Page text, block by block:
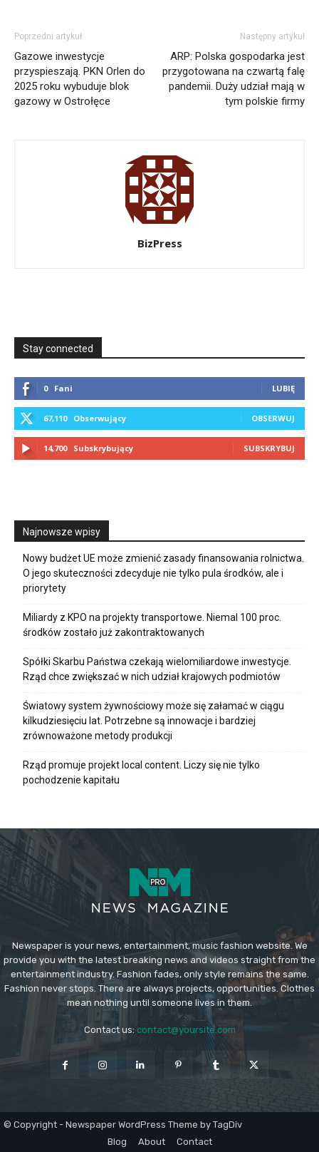
Poprzedni artykuł
Gazowe inwestycje
przyspieszają. PKN Orlen do
2025 roku wybuduje blok
gazowy w Ostrołęce
Następny artykuł
ARP: Polska gospodarka jest
przygotowana na czwartą falę
pandemii. Duży udział mają w
tym polskie firmy
BizPress
Stay connected
0 Fani LUBIĘ
67,110 Obserwujący OBSERWUJ
14,700 Subskrybujący SUBSKRYBUJ
Najnowsze wpisy
Nowy budżet UE może zmienić zasady finansowania rolnictwa.
O jego skuteczności zdecyduje nie tylko pula środków, ale i
priorytety
Miliardy z KPO na projekty transportowe. Niemal 100 proc.
środków zostało już zakontraktowanych
Spółki Skarbu Państwa czekają wielomiliardowe inwestycje.
Rząd chce zwiększać w nich udział krajowych podmiotów
Światowy system żywnościowy może się załamać w ciągu
kilkudziesięciu lat. Potrzebne są innowacje i bardziej
zrównoważone metody produkcji
Rząd promuje projekt local content. Liczy się nie tylko
pochodzenie kapitału
Newspaper is your news, entertainment, music fashion website. We
provide you with the latest breaking news and videos straight from the
entertainment industry. Fashion fades, only style remains the same.
Fashion never stops. There are always projects, opportunities. Clothes
mean nothing until someone lives in them.
Contact us: contact@yoursite.com
© Copyright - Newspaper WordPress Theme by TagDiv
Blog
About Contact